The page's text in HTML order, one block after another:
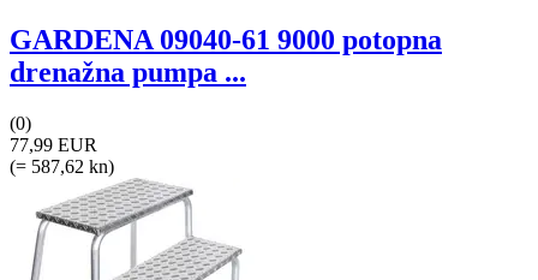
GARDENA 09040-61 9000 potopna
drenažna pumpa ...
(0)
77,99 EUR
(= 587,62 kn)